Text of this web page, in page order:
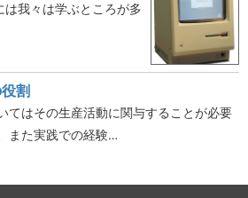
我々は学ぶところが多
割
てはその生産活動に関与することが必要
また実践での経験…